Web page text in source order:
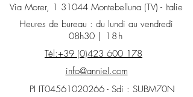
Heures de bureau : du lundi au vendredi
08h30 | 18h
Tél:+39 (0)423 600 178
info@anniel.com
Via Morer, 1 31044 Montebelluna (TV) - Italie
PI IT04561020266 - Sdi : SUBM70N